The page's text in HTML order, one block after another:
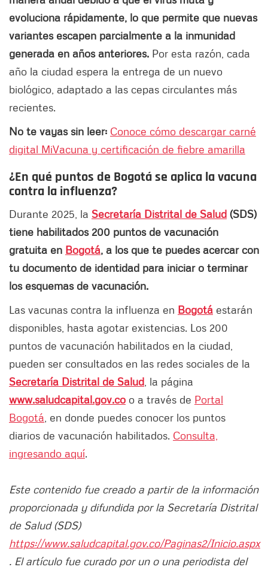
evoluciona rápidamente, lo que permite que nuevas
variantes escapen parcialmente a la inmunidad
generada en años anteriores. Por esta razón, cada
año la ciudad espera la entrega de un nuevo
biológico, adaptado a las cepas circulantes más
recientes.
No te vayas sin leer: Conoce cómo descargar carné
digital MiVacuna y certificación de fiebre amarilla
¿En qué puntos de Bogotá se aplica la vacuna
contra la influenza?
Durante 2025, la Secretaría Distrital de Salud (SDS)
tiene habilitados 200 puntos de vacunación
gratuita en Bogotá, a los que te puedes acercar con
tu documento de identidad para iniciar o terminar
los esquemas de vacunación.
Las vacunas contra la influenza en Bogotá estarán
disponibles, hasta agotar existencias. Los 200
puntos de vacunación habilitados en la ciudad,
pueden ser consultados en las redes sociales de la
Secretaría Distrital de Salud , la página
www.saludcapital.gov.co o a través de Portal
Bogotá , en donde puedes conocer los puntos
diarios de vacunación habilitados. Consulta,
ingresando aquí.
Este contenido fue creado a partir de la información
proporcionada y difundida por la Secretaría Distrital
de Salud (SDS)
https://www.saludcapital.gov.co/Paginas2/Inicio.aspx
. El artículo fue curado por un o una periodista del